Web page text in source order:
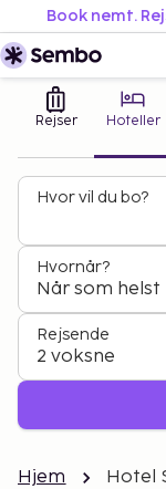
Book nemt.
Rejser Hoteller
Hvor vil du bo?
Hvornår?
Når som helst
Rejsende
2 voksne
Hjem Hotel